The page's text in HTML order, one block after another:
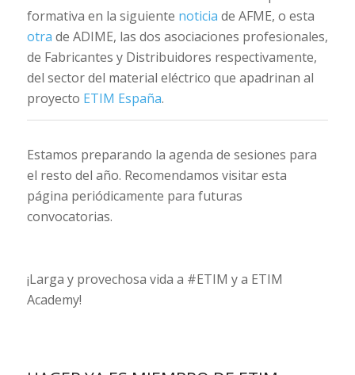
formativa en la siguiente noticia de AFME, o esta
otra de ADIME, las dos asociaciones profesionales,
de Fabricantes y Distribuidores respectivamente,
del sector del material eléctrico que apadrinan al
proyecto ETIM España.
Estamos preparando la agenda de sesiones para
el resto del año. Recomendamos visitar esta
página periódicamente para futuras
convocatorias.
¡Larga y provechosa vida a #ETIM y a ETIM
Academy!